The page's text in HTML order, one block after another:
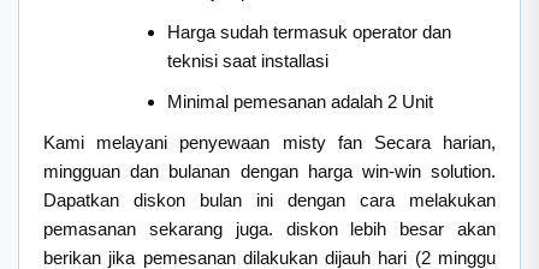
Harga sudah termasuk operator dan
teknisi saat installasi
Minimal pemesanan adalah 2 Unit
Kami melayani penyewaan misty fan Secara harian,
mingguan dan bulanan dengan harga win-win solution.
Dapatkan diskon bulan ini dengan cara melakukan
pemasanan sekarang juga. diskon lebih besar akan
berikan jika pemesanan dilakukan dijauh hari (2 minggu